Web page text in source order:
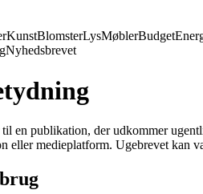
KunstBlomsterLysMøblerBudget
Nyhedsbrevet
en publikation, der udkommer
eller medieplatform. Ugebrevet kan